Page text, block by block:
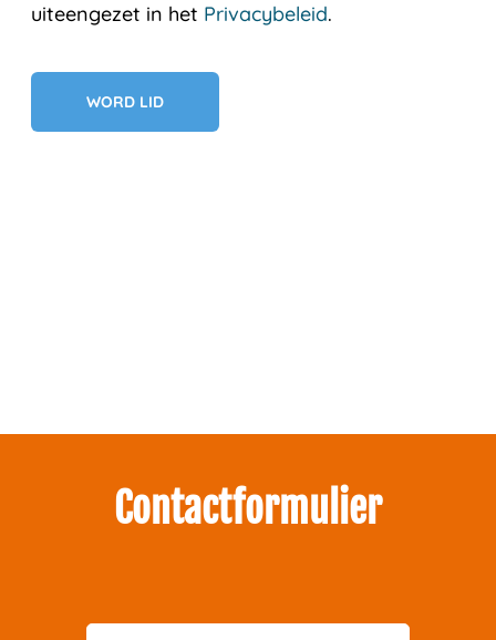
uiteengezet in het Privacybeleid.
Geen val
Contactformulier